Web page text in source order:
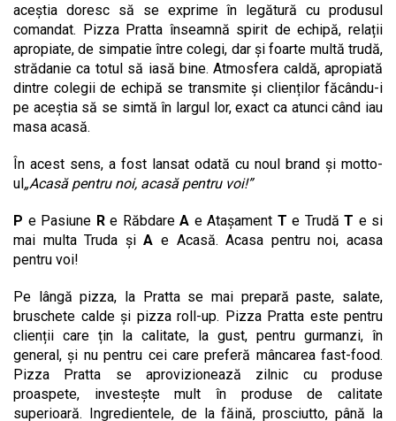
aceștia doresc să se exprime în legătură cu produsul
comandat. Pizza Pratta înseamnă spirit de echipă, relații
apropiate, de simpatie între colegi, dar și foarte multă trudă,
strădanie ca totul să iasă bine. Atmosfera caldă, apropiată
dintre colegii de echipă se transmite și clienților făcându-i
pe aceștia să se simtă în largul lor, exact ca atunci când iau
masa acasă.
În acest sens, a fost lansat odată cu noul brand și motto-
ul„Acasă pentru noi, acasă pentru voi!”
P e Pasiune Re Răbdare A e Atașament T e Trudă T e si
mai multa Truda șiA e Acasă. Acasa pentru noi, acasa
pentru voi!
Pe lângă pizza, la Pratta se mai prepară paste, salate,
bruschete calde și pizza roll-up. Pizza Pratta este pentru
clienții care țin la calitate, la gust, pentru gurmanzi, în
general, și nu pentru cei care preferă mâncarea fast-food.
Pizza Pratta se aprovizionează zilnic cu produse
proaspete, investește mult în produse de calitate
superioară. Ingredientele, de la făină, prosciutto, până la